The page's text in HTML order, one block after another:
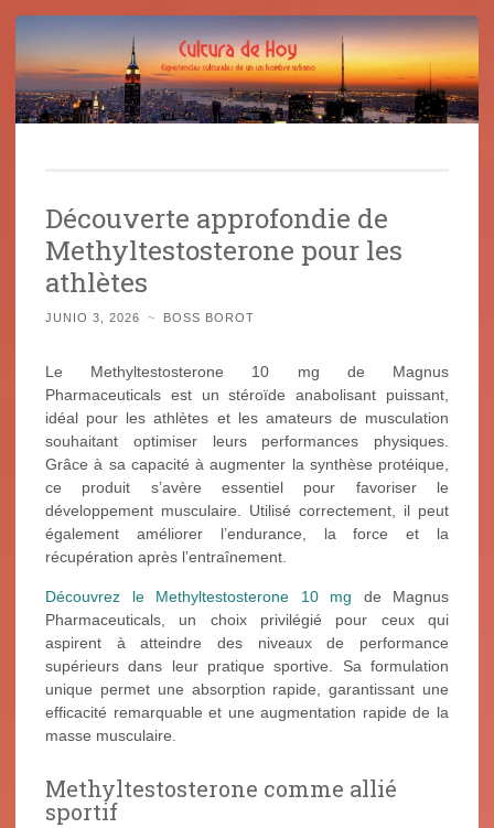
contenido
Découverte approfondie de
Methyltestosterone pour les
athlètes
JUNIO 3, 2026 ~ BOSS BOROT
Le Methyltestosterone 10 mg de Magnus
Pharmaceuticals est un stéroïde anabolisant puissant,
idéal pour les athlètes et les amateurs de musculation
souhaitant optimiser leurs performances physiques.
Grâce à sa capacité à augmenter la synthèse protéique,
ce produit s’avère essentiel pour favoriser le
développement musculaire. Utilisé correctement, il peut
également améliorer l’endurance, la force et la
récupération après l’entraînement.
Découvrez le Methyltestosterone 10 mg de Magnus
Pharmaceuticals, un choix privilégié pour ceux qui
aspirent à atteindre des niveaux de performance
supérieurs dans leur pratique sportive. Sa formulation
unique permet une absorption rapide, garantissant une
efficacité remarquable et une augmentation rapide de la
masse musculaire.
Methyltestosterone comme allié
sportif